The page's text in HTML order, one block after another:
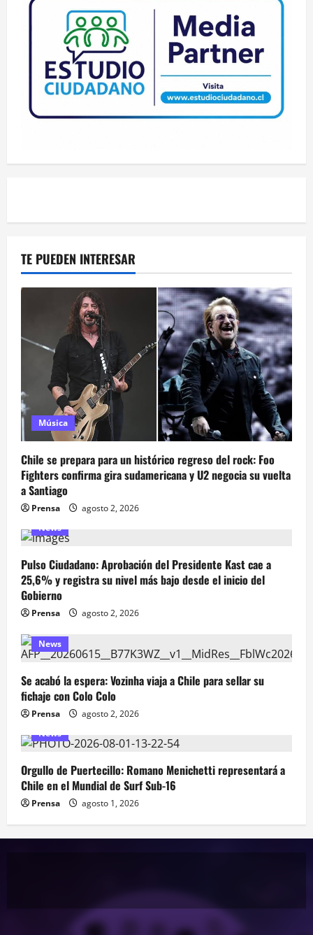
TE PUEDEN INTERESAR
Música
Chile se prepara para un histórico regreso del rock: Foo
Fighters confirma gira sudamericana y U2 negocia su vuelta
a Santiago
Prensa
agosto 2, 2026
News
Pulso Ciudadano: Aprobación del Presidente Kast cae a
25,6% y registra su nivel más bajo desde el inicio del
Gobierno
Prensa agosto 2, 2026
News
Se acabó la espera: Vozinha viaja a Chile para sellar su
fichaje con Colo Colo
Prensa
agosto 2, 2026
News
Orgullo de Puertecillo: Romano Menichetti representará a
Chile en el Mundial de Surf Sub-16
Prensa agosto 1, 2026